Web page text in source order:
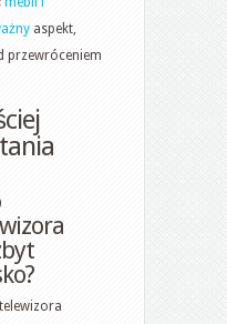
aspekt,
przewróceniem